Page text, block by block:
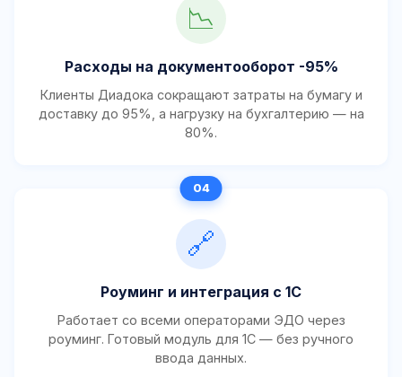
📉
Расходы на документооборот -95%
Клиенты Диадока сокращают затраты на бумагу и
доставку до 95%, а нагрузку на бухгалтерию — на
80%.
🔗
Роуминг и интеграция с 1С
Работает со всеми операторами ЭДО через
роуминг. Готовый модуль для 1С — без ручного
ввода данных.